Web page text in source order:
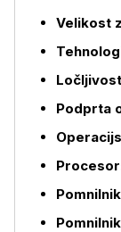
Več o izdelku
Velikost
Podprta